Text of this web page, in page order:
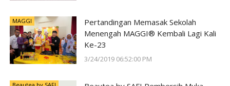
MAGGI
Pertandingan Memasak Sekolah
Menengah MAGGI® Kembali Lagi Kali
Ke-23
3/24/2019 06:52:00 PM